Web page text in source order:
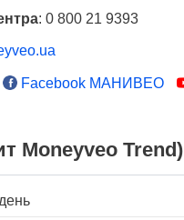
: 0 800 21 9393
Facebook МАНИВЕО
Moneyveo Trend)